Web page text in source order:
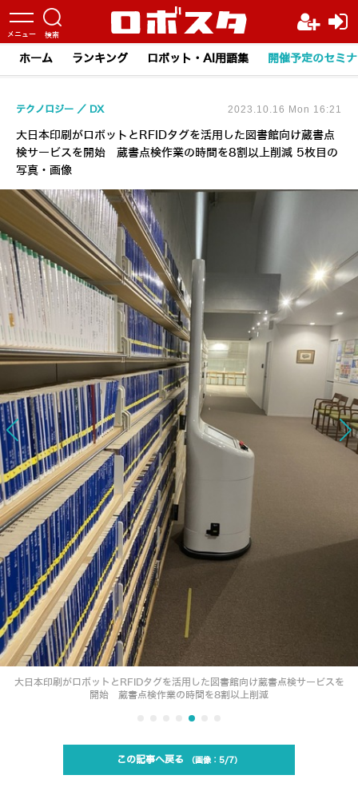
ホーム ランキング ロボット・AI用語集 開催予定のセミ
大日本印刷がロボットとRFIDタグを活用した図書館向け蔵書点
検サービスを開始 蔵書点検作業の時間を8割以上削減 5枚目の
写真・画像
テクノロジー DX 2023.10.16 Mon 16:21
大日本印刷がロボットとRFIDタグを活用した図書館向け蔵書点検サービスを
開始 蔵書点検作業の時間を8割以上削減
この記事へ戻る 5/7